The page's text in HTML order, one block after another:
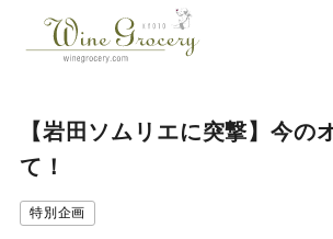
【岩田ソムリエに突撃】今の
て！
特別企画